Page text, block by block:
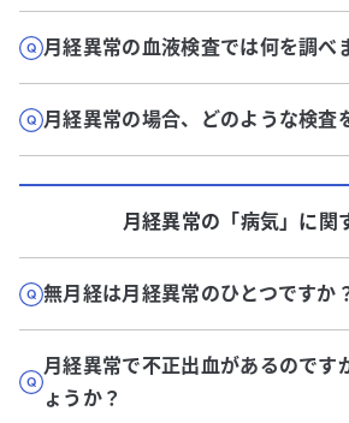
月経異常の血液検査では何を調べ
月経異常の場合、どのような検査
月経異常の「病気」に関
無月経は月経異常のひとつですか
月経異常で不正出血があるのです
ょうか？